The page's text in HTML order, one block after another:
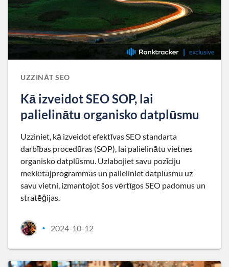
UZZINĀT SEO
Kā izveidot SEO SOP, lai
palielinātu organisko datplūsmu
Uzziniet, kā izveidot efektīvas SEO standarta
darbības procedūras (SOP), lai palielinātu vietnes
organisko datplūsmu. Uzlabojiet savu pozīciju
meklētājprogrammās un palieliniet datplūsmu uz
savu vietni, izmantojot šos vērtīgos SEO padomus un
stratēģijas.
• 2024-10-12